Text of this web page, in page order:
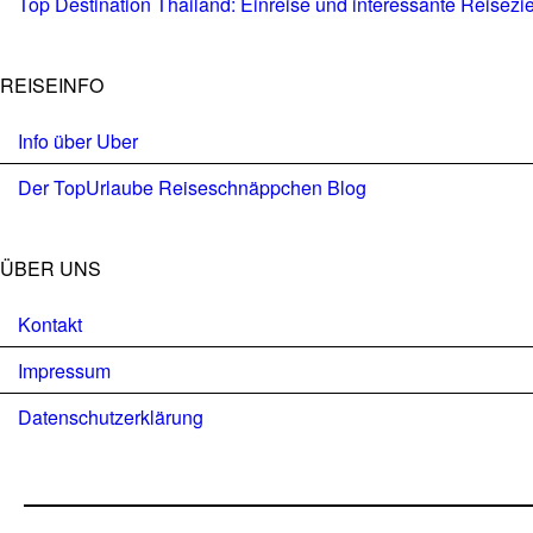
REISEINFO
Info über Uber
Der TopUrlaube Reiseschnäppchen Blog
ÜBER UNS
Kontakt
Impressum
Datenschutzerklärung